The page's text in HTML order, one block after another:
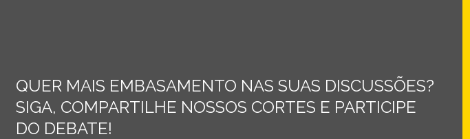
QUER MAIS EMBASAMENTO NAS SUAS DISCUSSÕES?
SIGA, COMPARTILHE NOSSOS CORTES E PARTICIPE
DO DEBATE!